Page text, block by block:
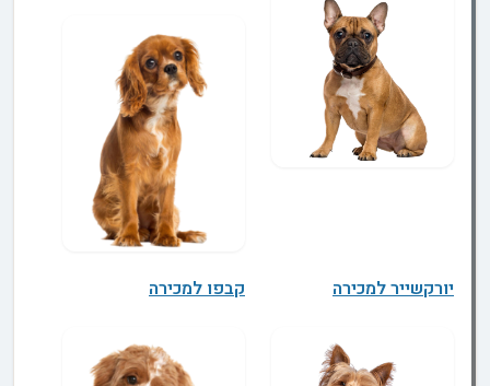
יורקשייר למכירה קבפו למכירה